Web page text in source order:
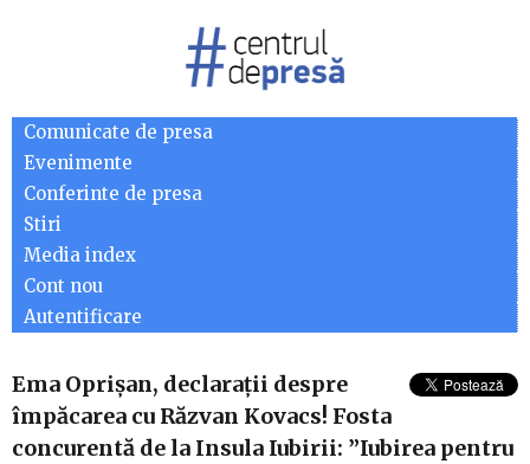
Comunicate de presa
Evenimente
Conferinte de presa
Stiri
Media index
Cont nou
Autentificare
Ema Oprișan, declarații despre
împăcarea cu Răzvan Kovacs! Fosta
concurentă de la Insula Iubirii: ”Iubirea pentru